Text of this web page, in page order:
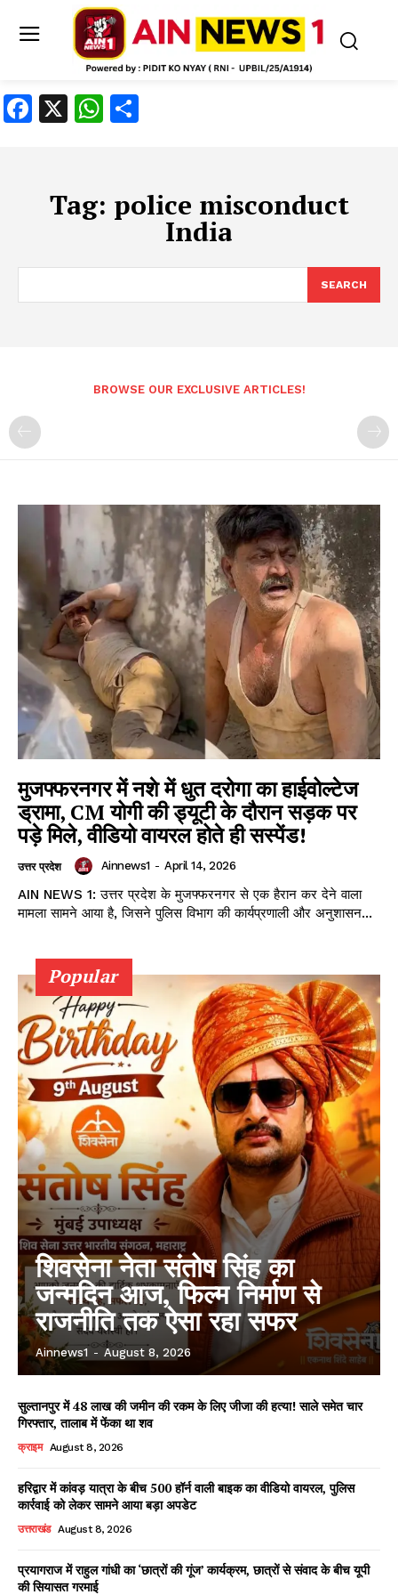
Facebook
X WhatsApp
Share
Read Latest News on AIN
Facebook
X WhatsApp
Tag: police misconduct
India
SEARCH
BROWSE OUR EXCLUSIVE ARTICLES!
मुजफ्फरनगर में नशे में धुत दरोगा का हाईवोल्टेज
ड्रामा, CM योगी की ड्यूटी के दौरान सड़क पर
पड़े मिले, वीडियो वायरल होते ही सस्पेंड!
उत्तर प्रदेश Ainnews1 - April 14, 2026
AIN NEWS 1: उत्तर प्रदेश के मुजफ्फरनगर से एक हैरान कर देने वाला
मामला सामने आया है, जिसने पुलिस विभाग की कार्यप्रणाली और अनुशासन...
Popular
शिवसेना नेता संतोष सिंह का
जन्मदिन आज, फिल्म निर्माण से
राजनीति तक ऐसा रहा सफर
Ainnews1 - August 8, 2026
सुल्तानपुर में 48 लाख की जमीन की रकम के लिए जीजा की हत्या! साले समेत चार
गिरफ्तार, तालाब में फेंका था शव
क्राइम August 8, 2026
हरिद्वार में कांवड़ यात्रा के बीच 500 हॉर्न वाली बाइक का वीडियो वायरल, पुलिस
कार्रवाई को लेकर सामने आया बड़ा अपडेट
उत्तराखंड August 8, 2026
प्रयागराज में राहुल गांधी का ‘छात्रों की गूंज’ कार्यक्रम, छात्रों से संवाद के बीच यूपी
की सियासत गरमाई